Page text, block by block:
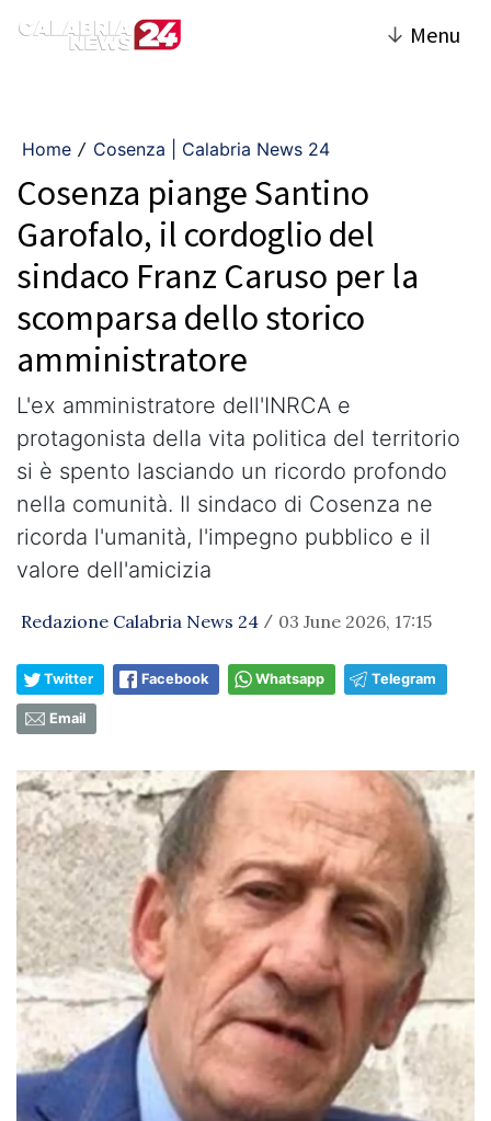
↓ Menu
Home / Cosenza | Calabria News 24
Cosenza piange Santino
Garofalo, il cordoglio del
sindaco Franz Caruso per la
scomparsa dello storico
amministratore
L'ex amministratore dell'INRCA e
protagonista della vita politica del territorio
si è spento lasciando un ricordo profondo
nella comunità. Il sindaco di Cosenza ne
ricorda l'umanità, l'impegno pubblico e il
valore dell'amicizia
Redazione Calabria News 24 / 03 June 2026, 17:15
Twitter Facebook Whatsapp Telegram
Email